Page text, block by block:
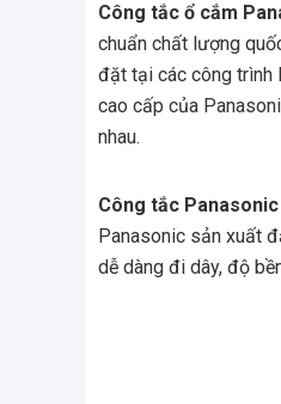
Công tắc ổ cắm
chuẩn chất lượng
đặt tại các công trình
cao cấp của
nhau.
Công tắc Panasonic
Panasonic sản xuất
dễ dàng đi dây, độ